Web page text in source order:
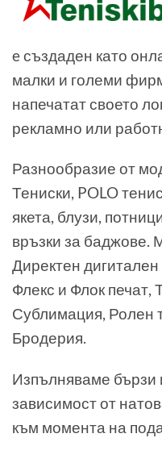
e създаден като
малки и големи
напечатат своето
рекламно или
Разнообразие от
Тениски, POLO
якета, блузи,
връзки за баджове.
Директен
Флекс и Флок печат,
Сублимация, Ролен
Бродерия.
Изпълняваме бързи
зависимост от
към момента на